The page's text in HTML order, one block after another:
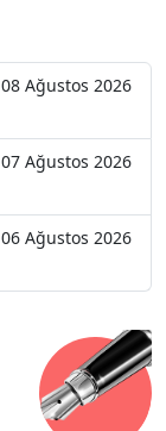
08 Ağustos 2026
07 Ağustos 2026
06 Ağustos 2026